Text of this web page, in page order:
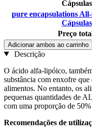
Cápsulas
pure encapsulations
Cápsulas
Preço
Adicionar ambos ao carrinho
Descrição
O ácido alfa-lipóico,
substância com enxofre
alimentos. No entanto, os
pequenas quantidades de
com uma proporção de
Recomendações de